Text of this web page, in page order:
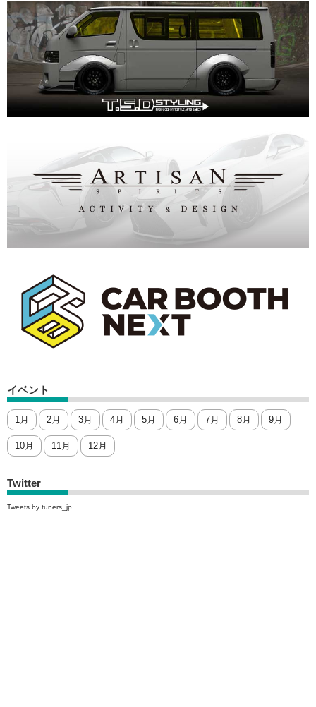
イベント
1月 2月 3月 4月 5月 6月 7月 8月 9月
10月 11月 12月
Twitter
Tweets by tuners_jp